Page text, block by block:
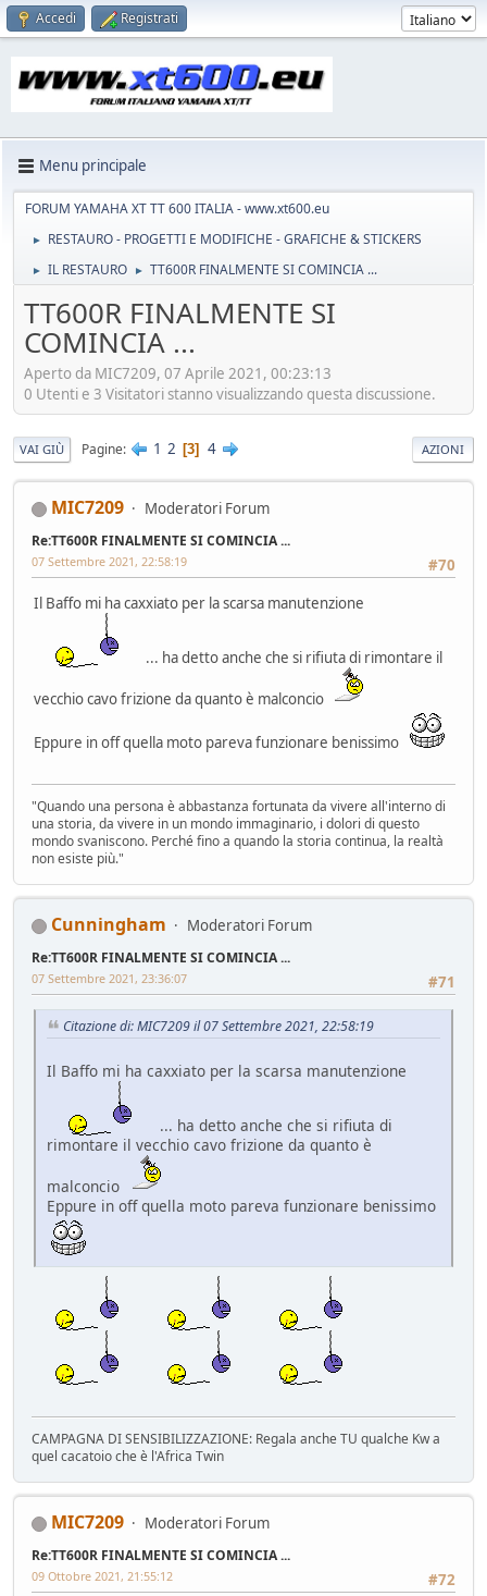
Accedi Registrati
Menu principale
FORUM YAMAHA XT TT 600 ITALIA - www.xt600.eu
► RESTAURO - PROGETTI E MODIFICHE - GRAFICHE & STICKERS
► IL RESTAURO ► TT600R FINALMENTE SI COMINCIA ...
TT600R FINALMENTE SI
COMINCIA ...
Aperto da MIC7209, 07 Aprile 2021, 00:23:13
0 Utenti e 3 Visitatori stanno visualizzando questa discussione.
VAI GIÙ Pagine 1 2 3 4 AZIONI
MIC7209 Moderatori Forum
Re:TT600R FINALMENTE SI COMINCIA ...
#70
07 Settembre 2021, 22:58:19
Il Baffo mi ha caxxiato per la scarsa manutenzione
... ha detto anche che si rifiuta di rimontare il
vecchio cavo frizione da quanto è malconcio
Eppure in off quella moto pareva funzionare benissimo
"Quando una persona è abbastanza fortunata da vivere all'interno di
una storia, da vivere in un mondo immaginario, i dolori di questo
mondo svaniscono. Perché fino a quando la storia continua, la realtà
non esiste più."
Cunningham Moderatori Forum
Re:TT600R FINALMENTE SI COMINCIA ...
#71
07 Settembre 2021, 23:36:07
Citazione di: MIC7209 il 07 Settembre 2021, 22:58:19
Il Baffo mi ha caxxiato per la scarsa manutenzione
... ha detto anche che si rifiuta di
rimontare il vecchio cavo frizione da quanto è
malconcio
Eppure in off quella moto pareva funzionare benissimo
CAMPAGNA DI SENSIBILIZZAZIONE: Regala anche TU qualche Kw a
quel cacatoio che è l'Africa Twin
MIC7209 Moderatori Forum
Re:TT600R FINALMENTE SI COMINCIA ...
#72
09 Ottobre 2021, 21:55:12